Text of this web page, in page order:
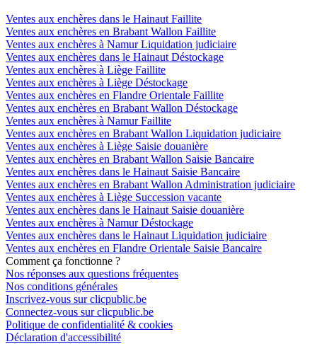
Ventes aux enchères dans le Hainaut Faillite
Ventes aux enchères en Brabant Wallon Faillite
Ventes aux enchères à Namur Liquidation judiciaire
Ventes aux enchères dans le Hainaut Déstockage
Ventes aux enchères à Liège Faillite
Ventes aux enchères à Liège Déstockage
Ventes aux enchères en Flandre Orientale Faillite
Ventes aux enchères en Brabant Wallon Déstockage
Ventes aux enchères à Namur Faillite
Ventes aux enchères en Brabant Wallon Liquidation judiciaire
Ventes aux enchères à Liège Saisie douanière
Ventes aux enchères en Brabant Wallon Saisie Bancaire
Ventes aux enchères dans le Hainaut Saisie Bancaire
Ventes aux enchères en Brabant Wallon Administration judiciaire
Ventes aux enchères à Liège Succession vacante
Ventes aux enchères dans le Hainaut Saisie douanière
Ventes aux enchères à Namur Déstockage
Ventes aux enchères dans le Hainaut Liquidation judiciaire
Ventes aux enchères en Flandre Orientale Saisie Bancaire
Comment ça fonctionne ?
Nos réponses aux questions fréquentes
Nos conditions générales
Inscrivez-vous sur clicpublic.be
Connectez-vous sur clicpublic.be
Politique de confidentialité & cookies
Déclaration d'accessibilité